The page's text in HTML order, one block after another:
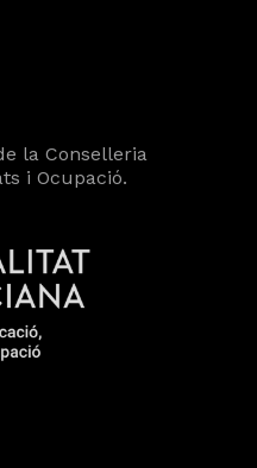
la Conselleria
i Ocupació.